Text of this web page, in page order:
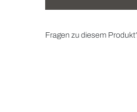
Fragen zu diesem